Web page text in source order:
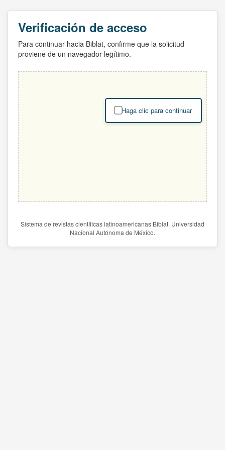
Verificación de acceso
Para continuar hacia Biblat, confirme que la solicitud
proviene de un navegador legítimo.
Haga clic para continuar
Sistema de revistas científicas latinoamericanas Biblat. Universidad
Nacional Autónoma de México.